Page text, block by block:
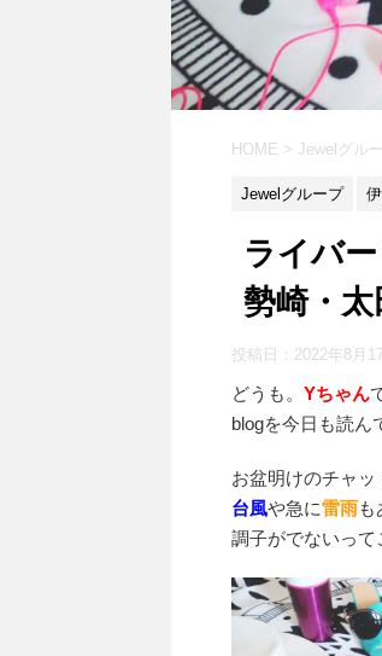
HOME > Jewelグル
Jewelグループ
ライバ
勢崎・太
投稿日： 2022年8月
どうも。 Yちゃん
blogを今日も読
お盆明けのチャッ
台風や急に雷雨
調子がでないっ